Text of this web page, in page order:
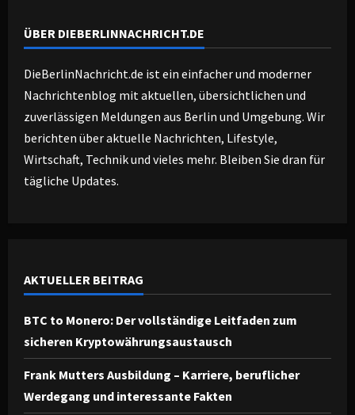
ÜBER DIEBERLINNACHRICHT.DE
DieBerlinNachricht.de ist ein einfacher und moderner
Nachrichtenblog mit aktuellen, übersichtlichen und
zuverlässigen Meldungen aus Berlin und Umgebung. Wir
berichten über aktuelle Nachrichten, Lifestyle,
Wirtschaft, Technik und vieles mehr. Bleiben Sie dran für
tägliche Updates.
AKTUELLER BEITRAG
BTC to Monero: Der vollständige Leitfaden zum
sicheren Kryptowährungsaustausch
Frank Mutters Ausbildung – Karriere, beruflicher
Werdegang und interessante Fakten